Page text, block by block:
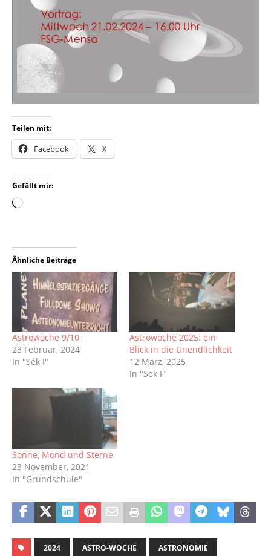
Teilen mit:
Facebook X
Gefällt mir:
Ähnliche Beiträge
Astrowoche 9/10
23 Februar, 2024
In "Sek I"
Astrowoche 2025: ein
Blick in die Unendlichkeit
12 März, 2025
In "Sek I"
Sonne, Mond und Sterne
23 November, 2021
In "Grundschule"
2024 ASTRO-WOCHE ASTRONOMIE